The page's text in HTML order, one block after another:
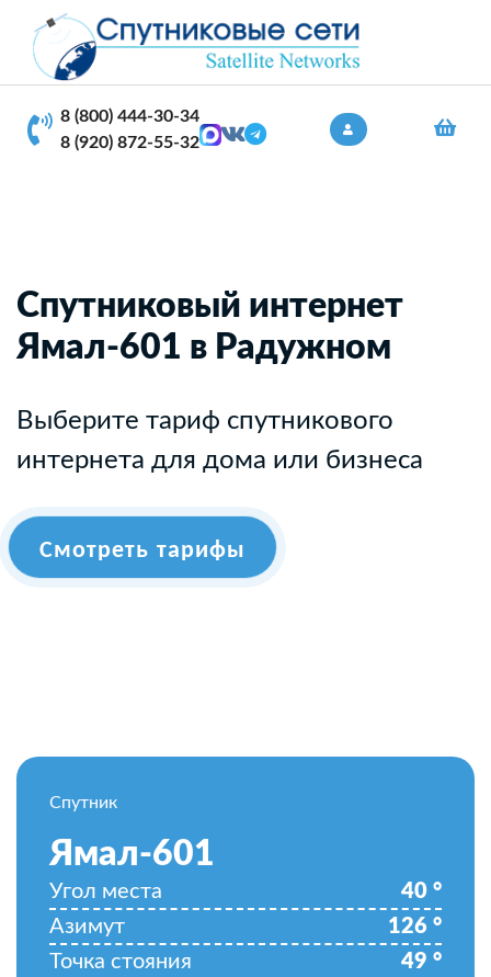
8 (800) 444-30-34
8 (920) 872-55-32
Спутниковый интернет
Ямал-601 в Радужном
Выберите тариф спутникового
интернета для дома или бизнеса
Смотреть тарифы
Спутник
Ямал-601
Угол места 40 °
Азимут
126 °
Точка стояния
49 °